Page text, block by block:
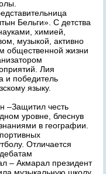
Бельги». С детства
химией,
музыкой, активно
общественной жизни
Лия
и победитель
языку.
–Защитил честь
уровне, блеснув
в географии.
Отличается
– Акмарал президент